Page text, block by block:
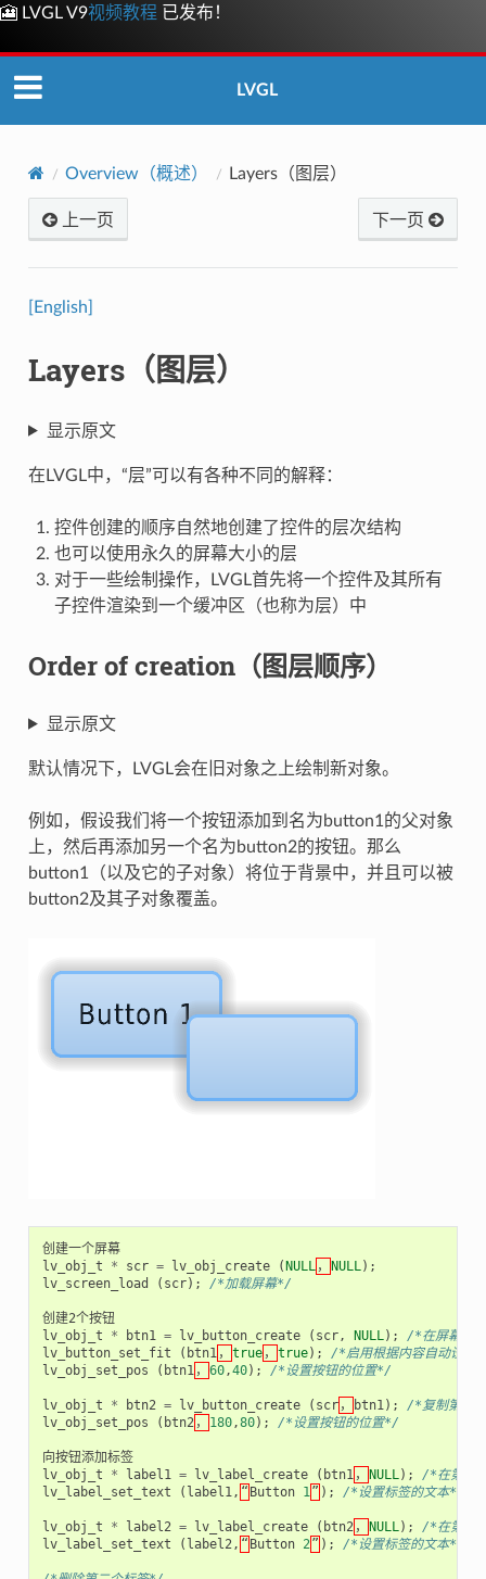
🎦 LVGL V9视频教程 已发布！
LVGL
Overview（概述） Layers（图层）
上一页 下一页
[English]
Layers（图层）
显示原文
在LVGL中，“层”可以有各种不同的解释：
控件创建的顺序自然地创建了控件的层次结构
也可以使用永久的屏幕大小的层
对于一些绘制操作，LVGL首先将一个控件及其所有
子控件渲染到一个缓冲区（也称为层）中
Order of creation（图层顺序）
显示原文
默认情况下，LVGL会在旧对象之上绘制新对象。
例如，假设我们将一个按钮添加到名为button1的父对象
上，然后再添加另一个名为button2的按钮。那么
button1（以及它的子对象）将位于背景中，并且可以被
button2及其子对象覆盖。
创建一个屏幕
lv_obj_t
* scr = lv_obj_create (NULL ， NULL);
lv_screen_load
( scr); /*加载屏幕*/
创建2个按钮
lv_obj_t
* btn1 = lv_button_create ( scr, NULL);
/*在屏幕上
lv_button_set_fit
( btn1 ， true ， true);
/*启用根据内容自动设置
lv_obj_set_pos
( btn1 ， 60,40); /*设置按钮的位置*/
lv_obj_t * btn2 = lv_button_create ( scr ， btn1);
/*复制第一
lv_obj_set_pos
( btn2 ， 180,80); /*设置按钮的位置*/
向按钮添加标签
lv_obj_t
* label1 = lv_label_create ( btn1 ， NULL);
/*在第一
lv_label_set_text
( label1, “ Button 1” ); /*设置标签的文本*/
lv_obj_t * label2 = lv_label_create ( btn2 ， NULL);
/*在第二
lv_label_set_text
( label2, “ Button 2” ); /*设置标签的文本*/